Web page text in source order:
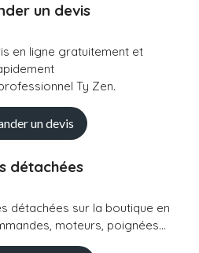
un devis
en ligne gratuitement et
Ty Zen.
un devis
détachées
détachées sur la boutique en
moteurs, poignées...